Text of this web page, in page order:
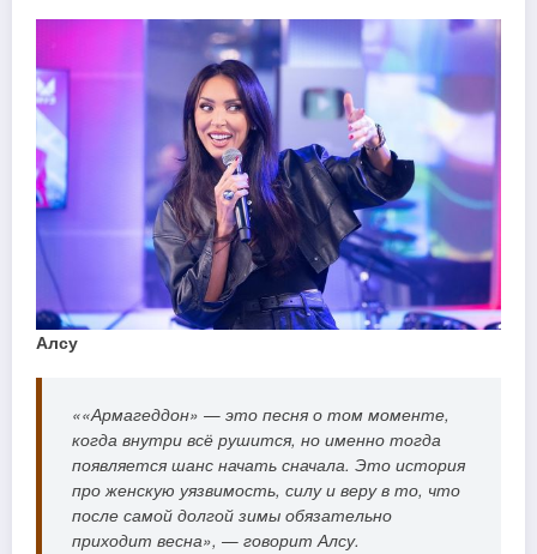
Алсу
««Армагеддон» — это песня о том моменте,
когда внутри всё рушится, но именно тогда
появляется шанс начать сначала. Это история
про женскую уязвимость, силу и веру в то, что
после самой долгой зимы обязательно
приходит весна», — говорит Алсу.